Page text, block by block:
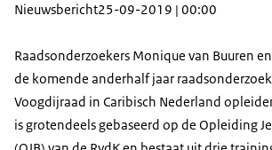
Nieuwsbericht25-09-2019 | 00:00
Raadsonderzoekers Monique van Buuren
de komende anderhalf jaar
Voogdijraad in Caribisch Nederland
is grotendeels gebaseerd op de Opleiding